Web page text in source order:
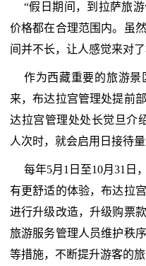
“假日期间，到拉萨旅
价格都在合理范围内。虽
间并不长，让人感觉来对了
作为西藏重要的旅游景
来，布达拉宫管理处提前
达拉宫管理处处长觉旦介
人次时，就会启用日接待量
每年5月1日至10月31日
有更舒适的体验，布达拉
进行升级改造，升级购票
旅游服务管理人员维护秩
等措施，不断提升游客的旅